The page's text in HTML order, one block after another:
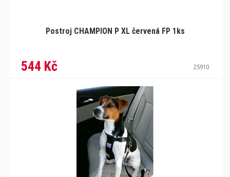
Postroj CHAMPION P XL červená FP 1ks
544 Kč 25910